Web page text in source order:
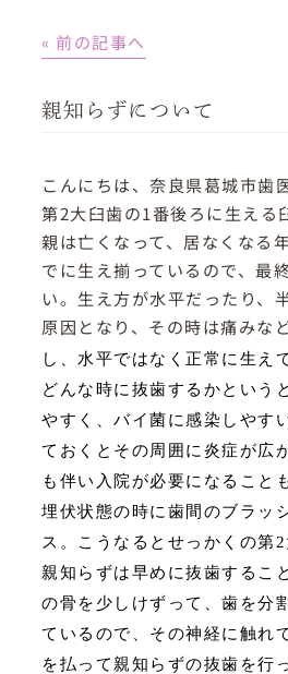
« 前の記事へ
親知らずについて
こんにちは、奈良県葛城市歯
第2大臼歯の1番後ろに生える
親は亡くなって、居なくなる
でに生え揃っているので、最
い。生え方が水平だったり、
原因となり、その時は痛みな
し、水平ではなく正常に生え
どんな時に抜歯するかという
やすく、バイ菌に感染しやす
ておくとその周囲に炎症が広
も伴い入院が必要になること
埋伏状態の時に歯間のブラッ
ス。こうなるとせっかくの第2
親知らずは早めに抜歯するこ
の骨を少しけずって、歯を分
ているので、その神経に触れ
を払って親知らずの抜歯を行